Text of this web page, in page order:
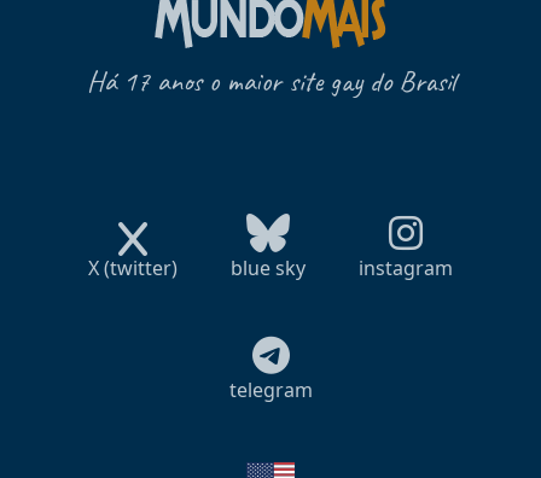
Há 17 anos o maior site gay do Brasil
X (twitter) blue sky instagram
telegram